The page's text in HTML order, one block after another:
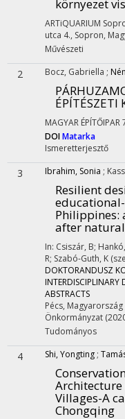
környezet
ARTiQUARIUM
utca 4., Sopron,
Művészeti
2 Bocz, Gabriella ;
ÉPÍTÉSZETI
MAGYAR ÉPÍTŐIPAR
DOIMatarka
Ismeretterjesztő
3 Ibrahim, Sonia ;
Resilient
Philippines:
after
In: Csiszár, B;
R; Szabó-Guth, K
DOKTORANDUSZ
ABSTRACTS
Pécs, Magyarország
Önkormányzat
Tudományos
4 Shi, Yongting ;
Villages-A
Chongqing